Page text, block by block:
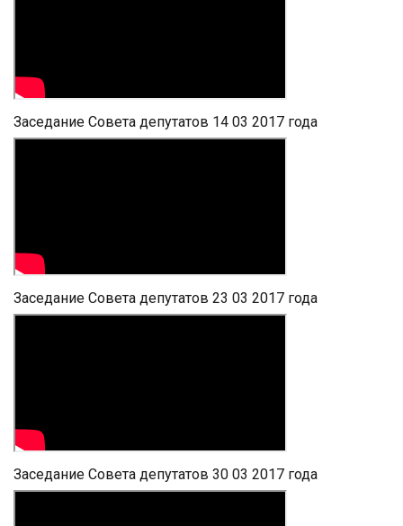
Заседание Совета депутатов 14 03 2017 года
Заседание Совета депутатов 23 03 2017 года
Заседание Совета депутатов 30 03 2017 года